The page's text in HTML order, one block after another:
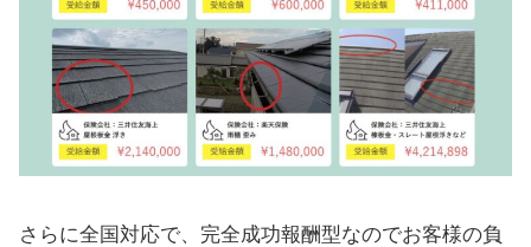
さらに全国対応で、完全成功報酬型なのでお客様の負